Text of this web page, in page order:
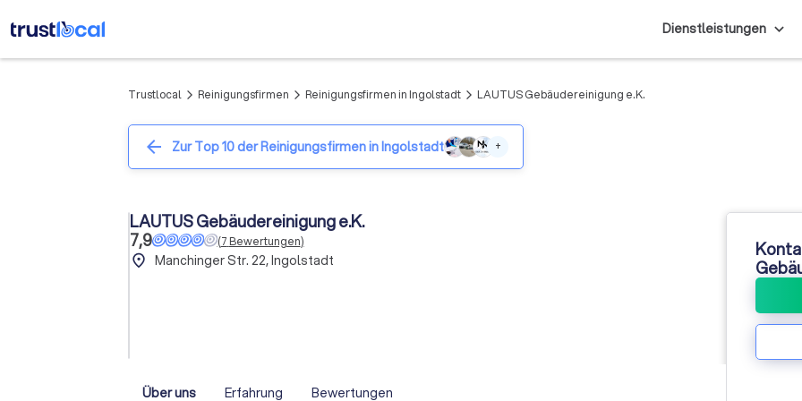
Dienstleistungen
Trustlocal arrow_forward_ios Reinigungsfirmen arrow_forward_ios Reinigungsfirmen in Ingolstadt arrow_forward_ios LAUTUS Gebäudereinigung e.K.
arrow_back Zur Top 10 der Reinigungsfirmen in Ingolstadt +
LAUTUS Gebäudereinigung e.K.
7,9
(7Bewertungen)
place Manchinger Str. 22, Ingolstadt
Über uns Erfahrung Bewertungen